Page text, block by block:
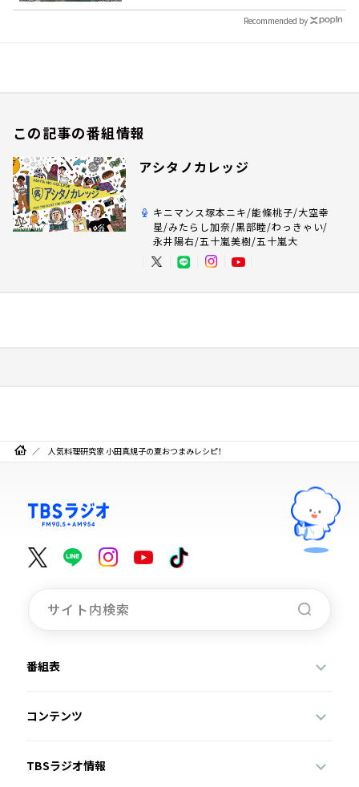
Recommended by
この記事の番組情報
アシタノカレッジ
キニマンス塚本ニキ/能條桃子/大空幸
星/みたらし加奈/黒部睦/わっきゃい/
永井陽右/五十嵐美樹/五十嵐大
人気料理研究家 小田真規子の夏おつまみレシピ！
番組表
コンテンツ
TBSラジオ情報